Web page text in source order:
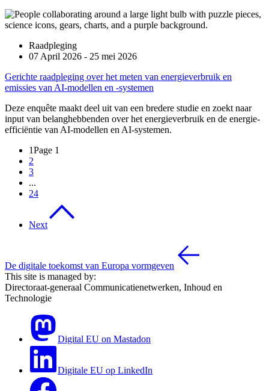
Raadpleging
07 April 2026 - 25 mei 2026
Gerichte raadpleging over het meten van energieverbruik en
emissies van AI-modellen en -systemen
Deze enquête maakt deel uit van een bredere studie en zoekt naar
input van belanghebbenden over het energieverbruik en de energie-
efficiëntie van AI-modellen en AI-systemen.
1Page 1
2
3
...
24
Next
De digitale toekomst van Europa vormgeven
This site is managed by:
Directoraat-generaal Communicatienetwerken, Inhoud en
Technologie
Digital EU on Mastadon
Digitale EU op LinkedIn